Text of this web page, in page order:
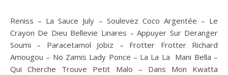
Reniss – La Sauce July – Soulevez Coco Argentée – Le
Crayon De Dieu Bellevie Linares – Appuyer Sur Deranger
Soumi – Paracetamol Jobiz – Frotter Frotter Richard
Amougou – No Zamis Lady Ponce – La La La Mani Bella –
Qui Cherche Trouve Petit Malo – Dans Mon Kwatta